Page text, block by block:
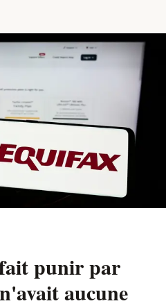
punir par
aucune